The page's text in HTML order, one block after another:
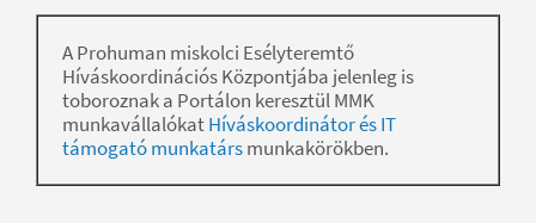
A Prohuman miskolci Esélyteremtő
Híváskoordinációs Központjába jelenleg is
toboroznak a Portálon keresztül MMK
munkavállalókatHíváskoordinátor és IT
támogató munkatársmunkakörökben.